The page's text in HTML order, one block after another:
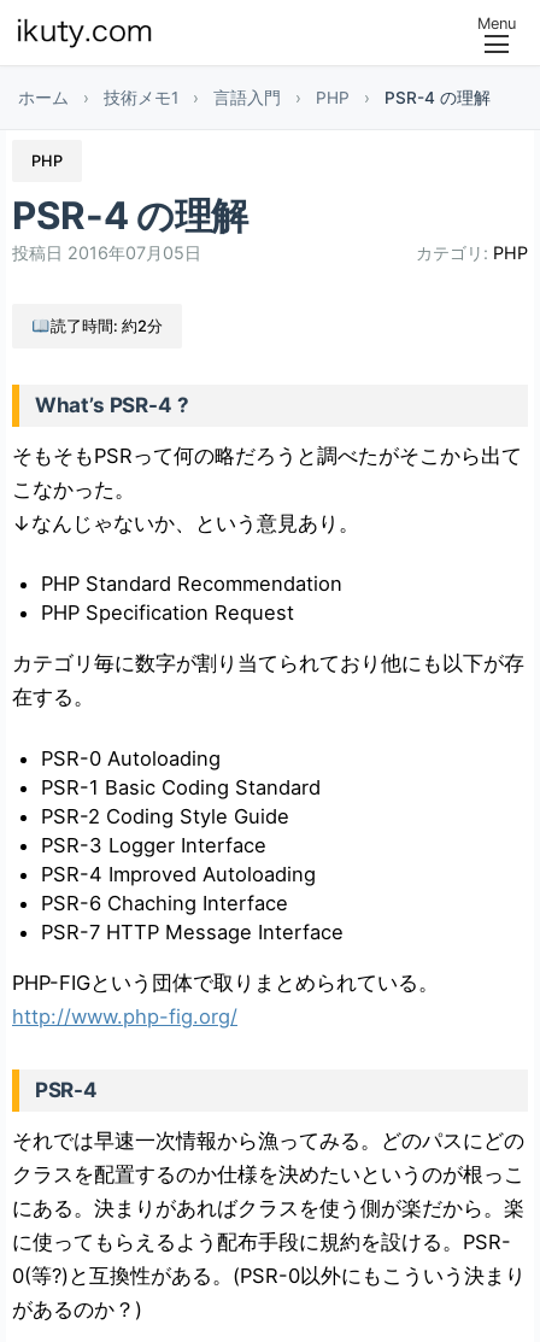
Menu
ホーム › 技術メモ1 › 言語入門 › PHP › PSR-4 の理解
PHP
PSR-4 の理解
投稿日 2016年07月05日 カテゴリ: PHP
読了時間: 約2分
What’s PSR-4 ?
そもそもPSRって何の略だろうと調べたがそこから出て
こなかった。
↓なんじゃないか、という意見あり。
PHP Standard Recommendation
PHP Specification Request
カテゴリ毎に数字が割り当てられており他にも以下が存
在する。
PSR-0 Autoloading
PSR-1 Basic Coding Standard
PSR-2 Coding Style Guide
PSR-3 Logger Interface
PSR-4 Improved Autoloading
PSR-6 Chaching Interface
PSR-7 HTTP Message Interface
PHP-FIGという団体で取りまとめられている。
http://www.php-fig.org/
PSR-4
それでは早速一次情報から漁ってみる。どのパスにどの
クラスを配置するのか仕様を決めたいというのが根っこ
にある。決まりがあればクラスを使う側が楽だから。楽
に使ってもらえるよう配布手段に規約を設ける。PSR-
0(等?)と互換性がある。(PSR-0以外にもこういう決まり
があるのか？)